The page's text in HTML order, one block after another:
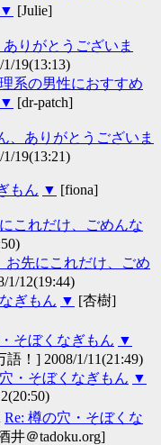
▼ [Julie]
ありがとうございま
19(13:13)
系の男性におすすめ
▼ [dr-patch]
、ありがとうございま
19(13:21)
もん ▼ [fiona]
これだけ、ごめんな
お先にこれだけ、ごめ
1/12(19:44)
ぎもん ▼ [杏樹]
そぼくなぎもん ▼
！] 2008/1/11(21:49)
・そぼくなぎもん ▼
Re: 樽の穴・そぼくな
井＠tadoku.org]